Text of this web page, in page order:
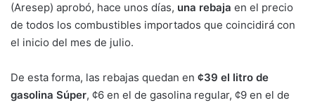
(Aresep) aprobó, hace unos días, una rebaja en el precio
de todos los combustibles importados que coincidirá con
el inicio del mes de julio.
De esta forma, las rebajas quedan en ¢39 el litro de
gasolina Súper, ¢6 en el de gasolina regular, ¢9 en el de